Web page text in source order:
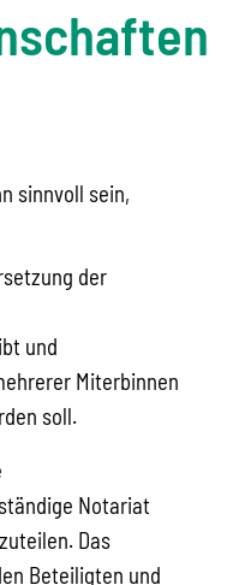
sinnvoll sein,
der
und
Miterbinnen
soll.
Notariat
Das
Beteiligten und